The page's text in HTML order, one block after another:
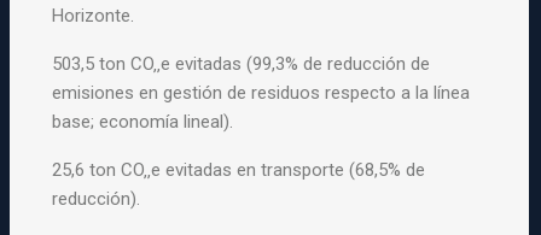
Horizonte.
503,5 ton CO‚‚e evitadas (99,3% de reducción de
emisiones en gestión de residuos respecto a la línea
base; economía lineal).
25,6 ton CO‚‚e evitadas en transporte (68,5% de
reducción).